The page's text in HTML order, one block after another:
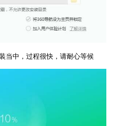
当中，过程很快，请耐心等候